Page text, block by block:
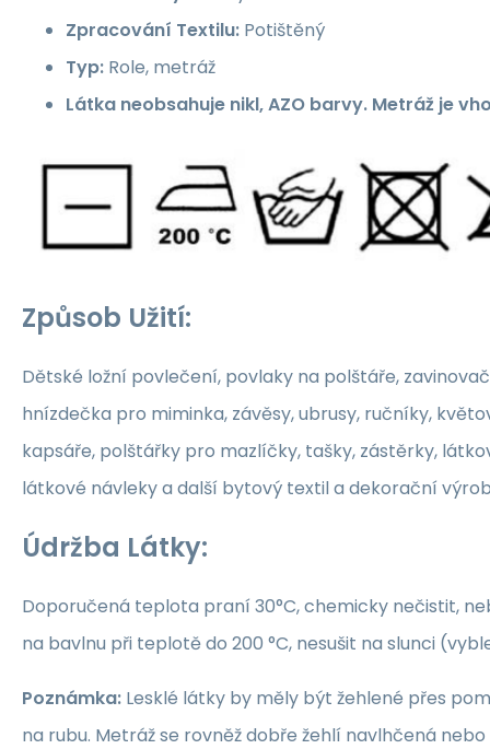
Zpracování Textilu: Potištěný
Typ: Role, metráž
Látka neobsahuje nikl, AZO barvy. Metráž je
Způsob Užití:
Dětské ložní povlečení, povlaky na polštáře,
hnízdečka pro miminka, závěsy, ubrusy, ručníky,
kapsáře, polštářky pro mazlíčky, tašky, zástěrky,
látkové návleky a další bytový textil a dekorační
Údržba Látky:
Doporučená teplota praní 30°C, chemicky nečistit,
na bavlnu při teplotě do 200 °C, nesušit na slunci
Poznámka: Lesklé látky by měly být žehlené přes
na rubu. Metráž se rovněž dobře žehlí navlhčená